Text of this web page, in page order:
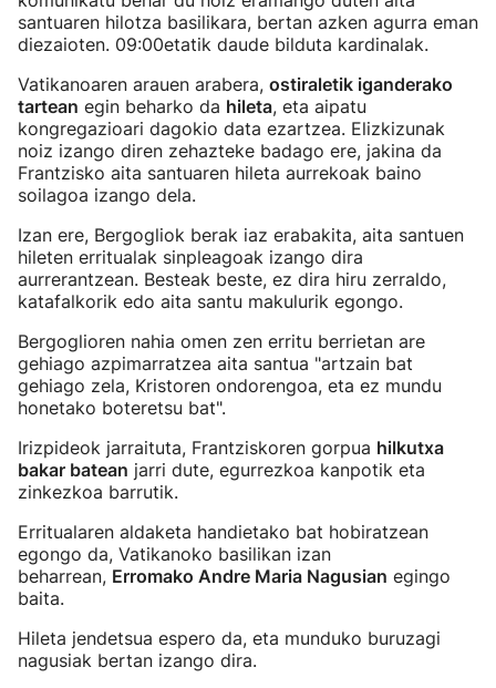
santuaren hilotza basilikara, bertan azken agurra eman
diezaioten. 09:00etatik daude bilduta kardinalak.
Vatikanoaren arauen arabera, ostiraletik iganderako
tartean egin beharko da hileta, eta aipatu
kongregazioari dagokio data ezartzea. Elizkizunak
noiz izango diren zehazteke badago ere, jakina da
Frantzisko aita santuaren hileta aurrekoak baino
soilagoa izango dela.
Izan ere, Bergogliok berak iaz erabakita, aita santuen
hileten erritualak sinpleagoak izango dira
aurrerantzean. Besteak beste, ez dira hiru zerraldo,
katafalkorik edo aita santu makulurik egongo.
Bergoglioren nahia omen zen erritu berrietan are
gehiago azpimarratzea aita santua "artzain bat
gehiago zela, Kristoren ondorengoa, eta ez mundu
honetako boteretsu bat".
Irizpideok jarraituta, Frantziskoren gorpua hilkutxa
bakar batean jarri dute, egurrezkoa kanpotik eta
zinkezkoa barrutik.
Erritualaren aldaketa handietako bat hobiratzean
egongo da, Vatikanoko basilikan izan
beharrean, Erromako Andre Maria Nagusian egingo
baita.
Hileta jendetsua espero da, eta munduko buruzagi
nagusiak bertan izango dira.